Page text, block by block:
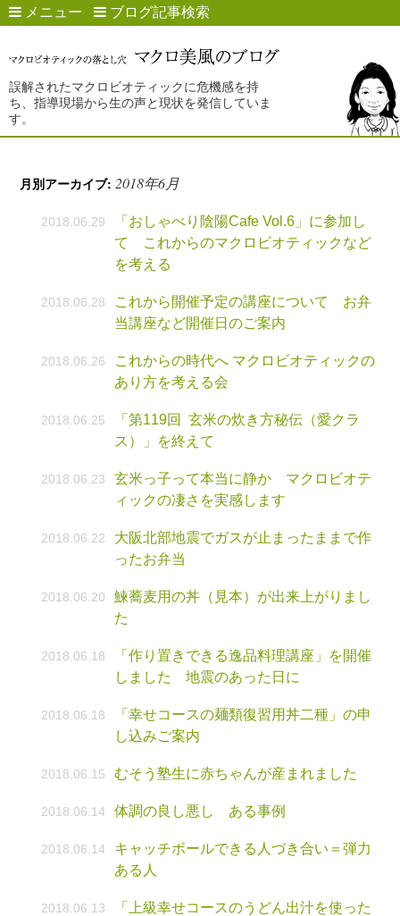
メニュー ブログ記事検索
誤解されたマクロビオティックに危機感を持
ち、指導現場から生の声と現状を発信していま
す。
月別アーカイブ:2018年6月
2018.06.29
「おしゃべり陰陽Cafe Vol.6」に参加し
て これからのマクロビオティックなど
を考える
2018.06.28
これから開催予定の講座について お弁
当講座など開催日のご案内
2018.06.26
これからの時代へ マクロビオティックの
あり方を考える会
2018.06.25
「第119回 玄米の炊き方秘伝（愛クラ
ス）」を終えて
2018.06.23
玄米っ子って本当に静か マクロビオテ
ィックの凄さを実感します
2018.06.22
大阪北部地震でガスが止まったままで作
ったお弁当
2018.06.20
鰊蕎麦用の丼（見本）が出来上がりまし
た
2018.06.18
「作り置きできる逸品料理講座」を開催
しました 地震のあった日に
2018.06.18
「幸せコースの麺類復習用丼二種」の申
し込みご案内
2018.06.15 むそう塾生に赤ちゃんが産まれました
2018.06.14 体調の良し悪し ある事例
2018.06.14
キャッチボールできる人づき合い＝弾力
ある人
2018.06.13
「上級幸せコースのうどん出汁を使った